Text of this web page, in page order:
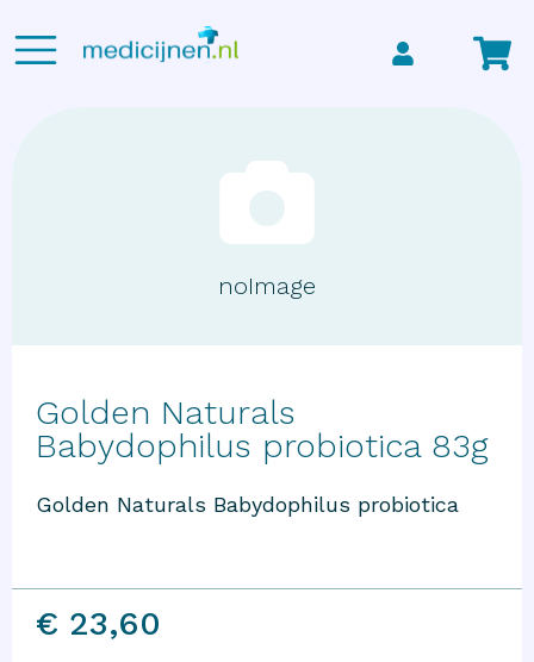
noImage
Golden Naturals
Babydophilus probiotica 83g
Golden Naturals Babydophilus probiotica
€ 23,60